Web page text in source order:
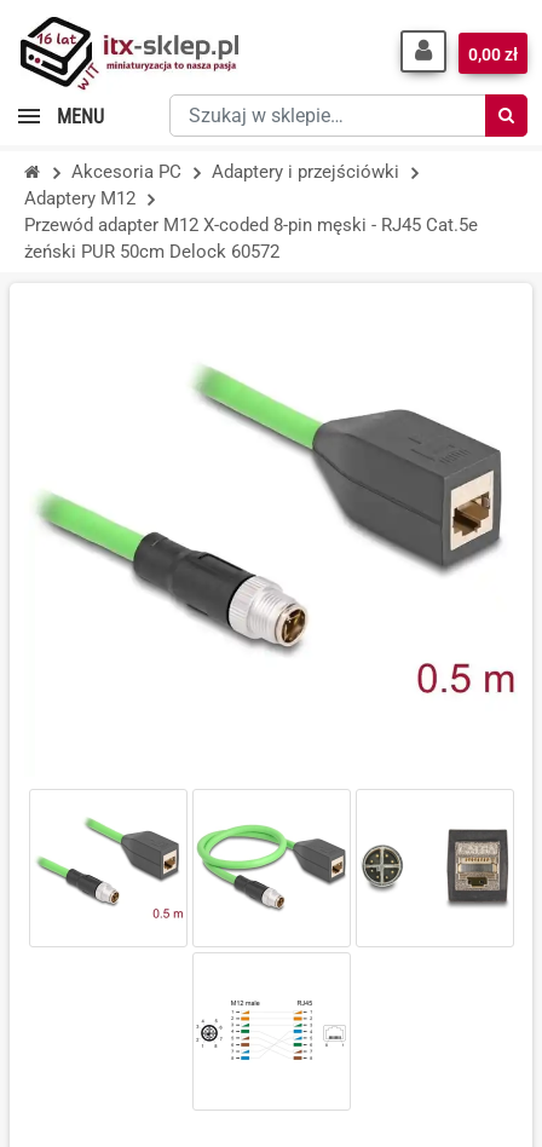
Szukaj
w
sklepie…
0,00 zł
MENU
Akcesoria PC
Adaptery i przejściówki
Adaptery M12
Przewód adapter M12 X-coded 8-pin męski - RJ45 Cat.5e
żeński PUR 50cm Delock 60572